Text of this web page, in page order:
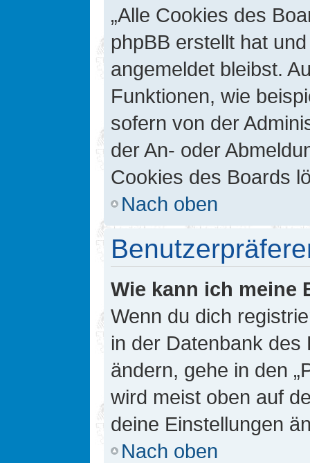
„Alle Cookies des
phpBB erstellt hat
angemeldet bleibst.
Funktionen, wie
sofern von der
der An- oder
Cookies des Boards
Nach oben
Wie kann ich meine
Wenn du dich
in der Datenbank
ändern, gehe in den
wird meist oben auf
deine Einstellungen
Nach oben